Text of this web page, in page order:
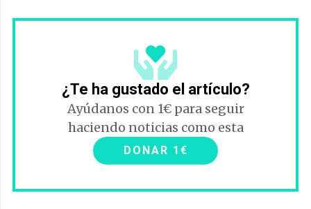
¿Te ha gustado el artículo?
Ayúdanos con 1€ para seguir
haciendo noticias como esta
DONAR 1€